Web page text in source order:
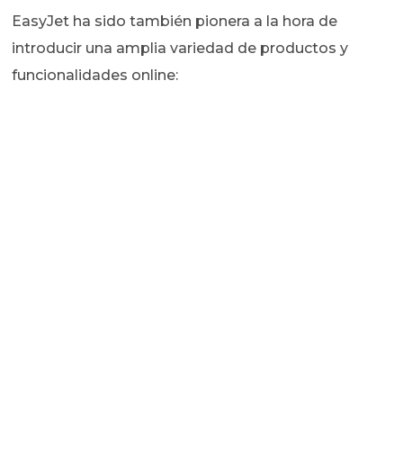
EasyJet ha sido también pionera a la hora de
introducir una amplia variedad de productos y
funcionalidades online: